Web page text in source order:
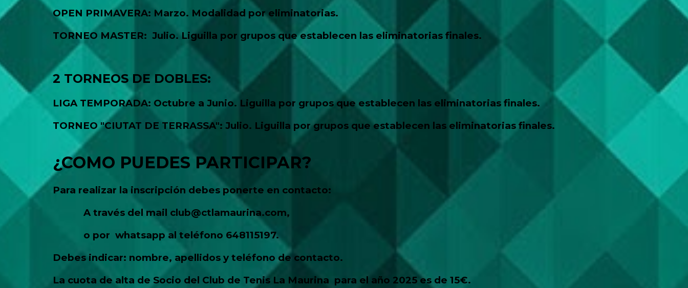
OPEN PRIMAVERA: Marzo. Modalidad por eliminatorias.
TORNEO MASTER: Julio. Liguilla por grupos que establecen las eliminatorias finales.
2 TORNEOS DE DOBLES:
LIGA TEMPORADA: Octubre a Junio. Liguilla por grupos que establecen las eliminatorias finales.
TORNEO "CIUTAT DE TERRASSA": Julio. Liguilla por grupos que establecen las eliminatorias finales.
¿COMO PUEDES PARTICIPAR?
Para realizar la inscripción debes ponerte en contacto:
A través del mail club@ctlamaurina.com,
o por whatsapp al teléfono 648115197.
Debes indicar: nombre, apellidos y teléfono de contacto.
La cuota de alta de Socio del Club de Tenis La Maurina para el año 2025 es de 15€.